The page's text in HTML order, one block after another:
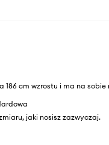
186 cm wzrostu i ma na sobie
jaki nosisz zazwyczaj.